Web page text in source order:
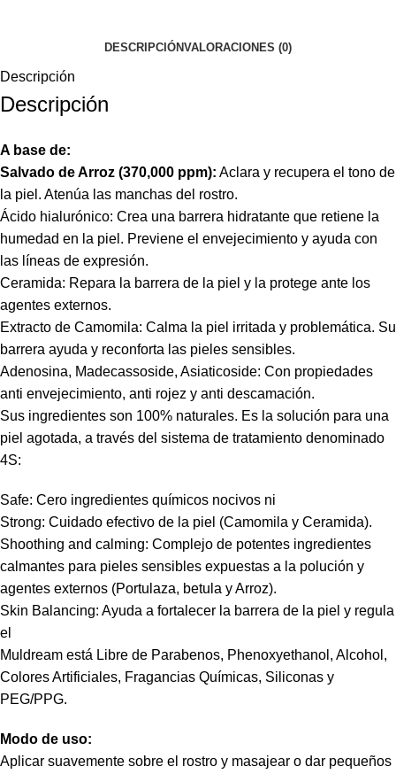
DESCRIPCIÓNVALORACIONES (0)
Descripción
Descripción
A base de:
Salvado de Arroz (370,000 ppm): Aclara y recupera el tono de
la piel. Atenúa las manchas del rostro.
Ácido hialurónico: Crea una barrera hidratante que retiene la
humedad en la piel. Previene el envejecimiento y ayuda con
las líneas de expresión.
Ceramida: Repara la barrera de la piel y la protege ante los
agentes externos.
Extracto de Camomila: Calma la piel irritada y problemática. Su
barrera ayuda y reconforta las pieles sensibles.
Adenosina, Madecassoside, Asiaticoside: Con propiedades
anti envejecimiento, anti rojez y anti descamación.
Sus ingredientes son 100% naturales. Es la solución para una
piel agotada, a través del sistema de tratamiento denominado
4S:
Safe: Cero ingredientes químicos nocivos ni
Strong: Cuidado efectivo de la piel (Camomila y Ceramida).
Shoothing and calming: Complejo de potentes ingredientes
calmantes para pieles sensibles expuestas a la polución y
agentes externos (Portulaza, betula y Arroz).
Skin Balancing: Ayuda a fortalecer la barrera de la piel y regula
el
Muldream está Libre de Parabenos, Phenoxyethanol, Alcohol,
Colores Artificiales, Fragancias Químicas, Siliconas y
PEG/PPG.
Modo de uso:
Aplicar suavemente sobre el rostro y masajear o dar pequeños